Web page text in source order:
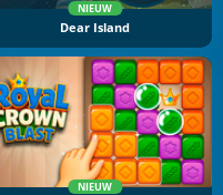
NIEUW
Dear Island
NIEUW